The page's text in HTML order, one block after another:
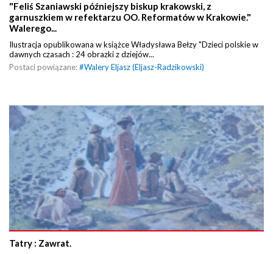
"Feliś Szaniawski późniejszy biskup krakowski, z
garnuszkiem w refektarzu OO. Reformatów w Krakowie."
Walerego...
Ilustracja opublikowana w książce Władysława Bełzy "Dzieci polskie w
dawnych czasach : 24 obrazki z dziejów...
Postaci powiązane:#Walery Eljasz (Eljasz-Radzikowski)
Tatry : Zawrat.